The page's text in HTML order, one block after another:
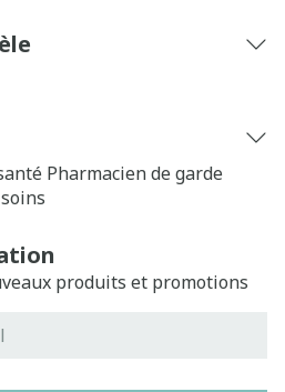
Pharmacien de garde
produits et promotions